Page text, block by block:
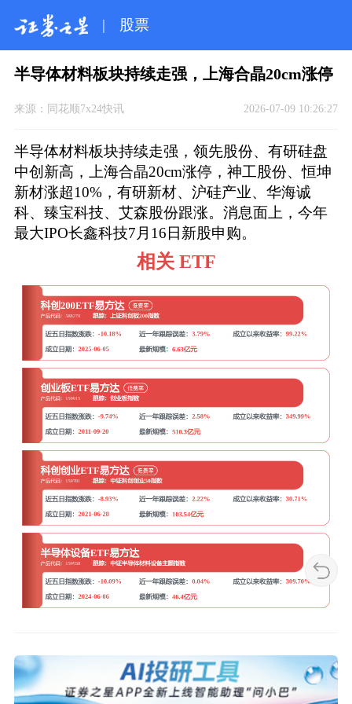
| 股票
半导体材料板块持续走强，上海合晶20cm涨停
来源： 同花顺7x24快讯 2026-07-09 10:26:27
半导体材料板块持续走强，领先股份、有研硅盘
中创新高，上海合晶20cm涨停，神工股份、恒坤
新材涨超10%，有研新材、沪硅产业、华海诚
科、臻宝科技、艾森股份跟涨。消息面上，今年
最大IPO长鑫科技7月16日新股申购。
相关 ETF